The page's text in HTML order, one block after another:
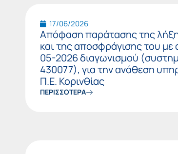
17/06/2026
Απόφαση παράτασης της
και της αποσφράγισης του
05-2026 διαγωνισμού
430077), για την ανάθεση
Π.Ε. Κορινθίας
ΠΕΡΙΣΣΟΤΕΡΑ